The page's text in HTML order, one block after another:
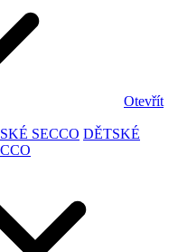
Otevřít
SECCO DĚTSKÉ